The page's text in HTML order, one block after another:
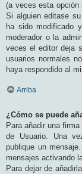
(a veces esta opción
Si alguien editase
ha sido modificado
moderador o la
veces el editor deja
usuarios normales
haya respondido al
Arriba
¿Cómo se puede
Para añadir una
de Usuario. Una
publique un
mensajes activando
Para dejar de